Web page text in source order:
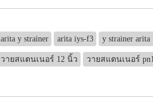
arita y strainer arita iys-f3 y strainer
วายสแตนเนอร์ 12 นิ้ว วายสแตนเนอร์